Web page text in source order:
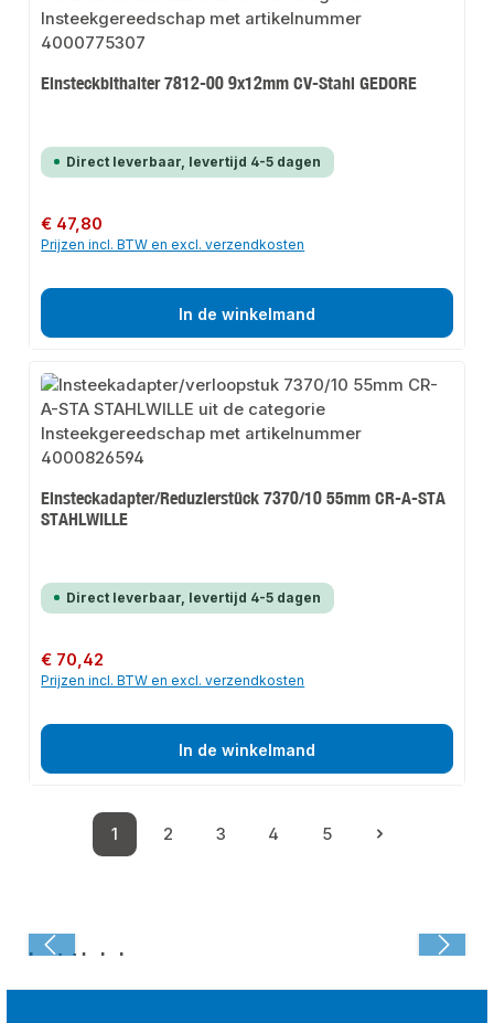
Einsteckbithalter 7812-00 9x12mm CV-Stahl GEDORE
Direct leverbaar, levertijd 4-5 dagen
Normale prijs:
€ 47,80
Prijzen incl. BTW en excl. verzendkosten
In de winkelmand
Einsteckadapter/Reduzierstück 7370/10 55mm CR-A-STA
STAHLWILLE
Direct leverbaar, levertijd 4-5 dagen
Normale prijs:
€ 70,42
Prijzen incl. BTW en excl. verzendkosten
In de winkelmand
Pagina
1
Pagina
2
Pagina
3
Pagina
4
Pagina
5
Laatst bekeken: